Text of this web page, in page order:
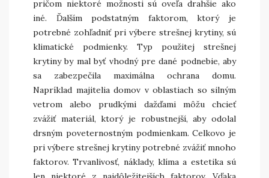
pričom niektoré možnosti sú oveľa drahšie ako
iné. Ďalším podstatným faktorom, ktorý je
potrebné zohľadniť pri výbere strešnej krytiny, sú
klimatické podmienky. Typ použitej strešnej
krytiny by mal byť vhodný pre dané podnebie, aby
sa zabezpečila maximálna ochrana domu.
Napríklad majitelia domov v oblastiach so silným
vetrom alebo prudkými dažďami môžu chcieť
zvážiť materiál, ktorý je robustnejší, aby odolal
drsným poveternostným podmienkam. Celkovo je
pri výbere strešnej krytiny potrebné zvážiť mnoho
faktorov. Trvanlivosť, náklady, klíma a estetika sú